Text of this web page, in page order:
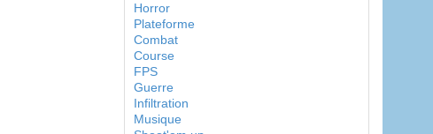
Horror
Plateforme
Combat
Course
FPS
Guerre
Infiltration
Musique